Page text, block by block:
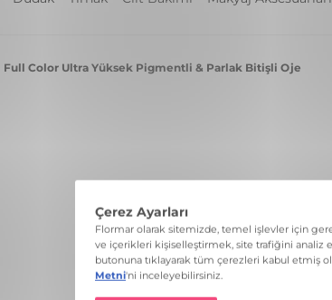
Full Color Ultra Yüksek Pigmentli & Parlak Bitişli Oje